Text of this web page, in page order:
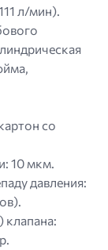
л/мин).
со
10 мкм.
давления:
клапана: